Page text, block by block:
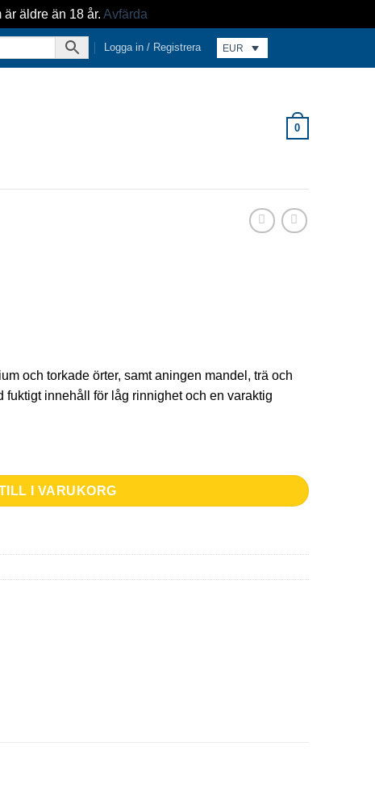
äldre än 18 år. Avfärda
Logga in / Registrera EUR
0
och torkade örter, samt aningen mandel, trä och
fuktigt innehåll för låg rinnighet och en varaktig
I VARUKORG